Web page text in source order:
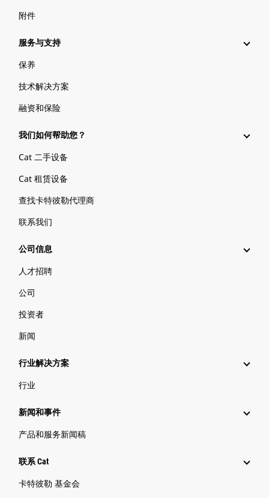
附件
服务与支持
保养
技术解决方案
融资和保险
我们如何帮助您？
Cat 二手设备
Cat 租赁设备
查找卡特彼勒代理商
联系我们
公司信息
人才招聘
公司
投资者
新闻
行业解决方案
行业
新闻和事件
产品和服务新闻稿
联系 Cat
卡特彼勒 基金会